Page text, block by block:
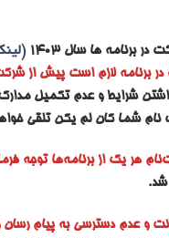
در برنامه ها سال ۱۴۰۳
برنامه لازم است پیش از
شرایط و عدم تکمیل مدارک
نام شما کان لم یکن تلقی
هر یک از برنامه‌ها توجه
شد.
و عدم دسترسی به پیام